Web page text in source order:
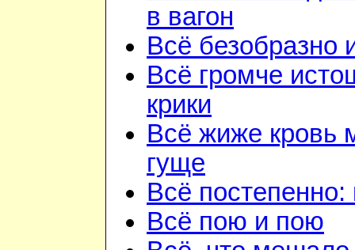
в вагон
Всё безобразно
Всё громче
крики
Всё жиже кровь
гуще
Всё постепенно:
Всё пою и пою